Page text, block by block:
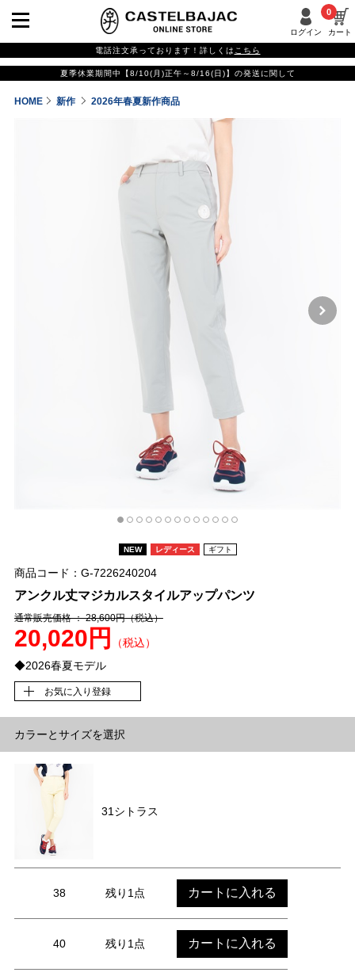
ログイン カート
0
電話注文承っております！詳しくは こちら
夏季休業期間中【8/10(月)正午～8/16(日)】の発送に関して
HOME 新作 2026年春夏新作商品
NEW レディース ギフト
商品コード：G-7226240204
アンクル丈マジカルスタイルアップパンツ
通常販売価格 ： 28,600円（税込）
20,020円
（税込）
◆2026春夏モデル
お気に入り登録
カラーとサイズを選択
31シトラス
38 残り1点 カートに入れる
40 残り1点 カートに入れる